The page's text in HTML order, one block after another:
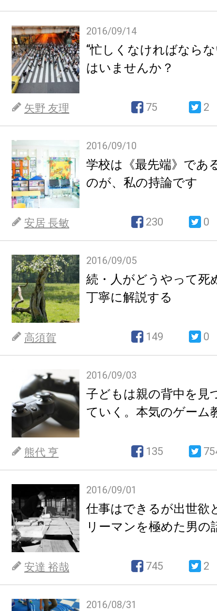
2016/09/14
“忙しくなければなら
はいませんか？
矢野 友理 75 2
2016/09/10
学校は《最先端》であ
のが、私の持論です
安居 長敏 230 0
2016/09/05
続・人がどうやって死
丁寧に解説する
高須賀 149 0
2016/09/03
子どもは親の背中を見
ていく。本気のゲーム
熊代 亨 135
2016/09/01
仕事はできるが出世欲
リーマンを極めた男の
安達 裕哉 745 2
2016/08/31